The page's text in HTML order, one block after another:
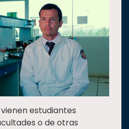
estudiantes
o de otras